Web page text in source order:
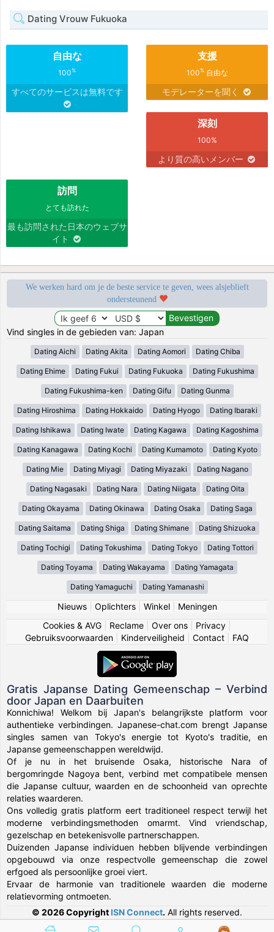
Dating Vrouw Fukuoka
自由な
100%
すべてのサービスは無料です
支援
100%自由な
モデレーターを聞く
深刻
100%
より質の高いメンバー
訪問
とても訪れた
最も訪問された日本のウェブサ
イト
We werken hard om je de beste service te geven, wees alsjeblieft
ondersteunend
Vind singles in de gebieden van: Japan
Dating Aichi Dating Akita Dating Aomori Dating Chiba
Dating Ehime Dating Fukui Dating Fukuoka Dating Fukushima
Dating Fukushima-ken Dating Gifu Dating Gunma
Dating Hiroshima Dating Hokkaido Dating Hyogo Dating Ibaraki
Dating Ishikawa Dating Iwate Dating Kagawa Dating Kagoshima
Dating Kanagawa Dating Kochi Dating Kumamoto Dating Kyoto
Dating Mie Dating Miyagi Dating Miyazaki Dating Nagano
Dating Nagasaki Dating Nara Dating Niigata Dating Oita
Dating Okayama Dating Okinawa Dating Osaka Dating Saga
Dating Saitama Dating Shiga Dating Shimane Dating Shizuoka
Dating Tochigi Dating Tokushima Dating Tokyo Dating Tottori
Dating Toyama Dating Wakayama Dating Yamagata
Dating Yamaguchi Dating Yamanashi
Nieuws| Oplichters| Winkel| Meningen
Cookies & AVG
Reclame Over ons Privacy
Gebruiksvoorwaarden
Kinderveiligheid Contact FAQ
Gratis Japanse Dating Gemeenschap – Verbind
door Japan en Daarbuiten
Konnichiwa! Welkom bij Japan's belangrijkste platform voor
authentieke verbindingen. Japanese-chat.com brengt Japanse
singles samen van Tokyo's energie tot Kyoto's traditie, en
Japanse gemeenschappen wereldwijd.
Of je nu in het bruisende Osaka, historische Nara of
bergomringde Nagoya bent, verbind met compatibele mensen
die Japanse cultuur, waarden en de schoonheid van oprechte
relaties waarderen.
Ons volledig gratis platform eert traditioneel respect terwijl het
moderne verbindingsmethoden omarmt. Vind vriendschap,
gezelschap en betekenisvolle partnerschappen.
Duizenden Japanse individuen hebben blijvende verbindingen
opgebouwd via onze respectvolle gemeenschap die zowel
erfgoed als persoonlijke groei viert.
Ervaar de harmonie van traditionele waarden die moderne
relatievorming ontmoeten.
© 2026 Copyright ISN Connect. All rights reserved.